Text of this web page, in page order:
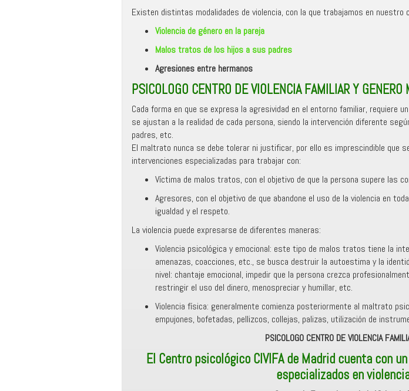
Existen distintas modalidades de violencia, con la que trabajamos en nuestro
Violencia de género en la pareja
Malos tratos de los hijos a sus padres
Agresiones entre hermanos
PSICOLOGO CENTRO DE VIOLENCIA FAMILIAR Y GENERO
Cada forma en que se expresa la agresividad en el entorno familiar,
se ajustan a la realidad de cada persona, siendo la intervención diferente
padres, etc.
El maltrato nunca se debe tolerar ni justificar, por ello es imprescindible que
intervenciones especializadas para trabajar con:
Víctima de malos tratos, con el objetivo de que la persona supere las
Agresores, con el objetivo de que abandone el uso de la violencia en
igualdad y el respeto.
La violencia puede expresarse de diferentes maneras:
Violencia psicológica y emocional: este tipo de malos tratos tiene la
amenazas, coacciones, etc., se busca destruir la autoestima y la
nivel: chantaje emocional, impedir que la persona crezca
restringir el uso del dinero, menospreciar y humillar, etc.
Violencia física: generalmente comienza posteriormente al maltrato
empujones, bofetadas, pellizcos, collejas, palizas, utilización de
PSICOLOGO CENTRO DE VIOLENCIA
El Centro psicológico CIVIFA de Madrid cuenta con
especializados en